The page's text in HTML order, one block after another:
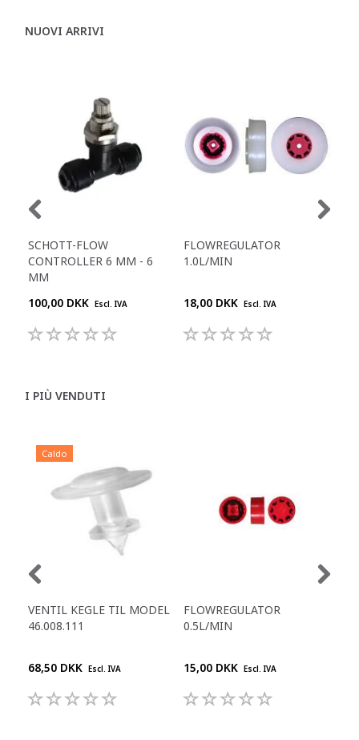
NUOVI ARRIVI
SCHOTT-FLOW
CONTROLLER 6 MM - 6
MM
100,00 DKK Escl. IVA
FLOWREGULATOR
1.0L/MIN
18,00 DKK Escl. IVA
I PIÙ VENDUTI
Caldo
VENTIL KEGLE TIL MODEL
46.008.111
68,50 DKK Escl. IVA
FLOWREGULATOR
0.5L/MIN
15,00 DKK Escl. IVA